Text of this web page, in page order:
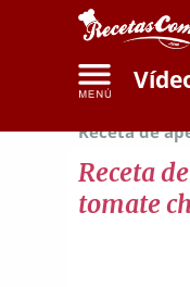
Receta de
Receta
tomate